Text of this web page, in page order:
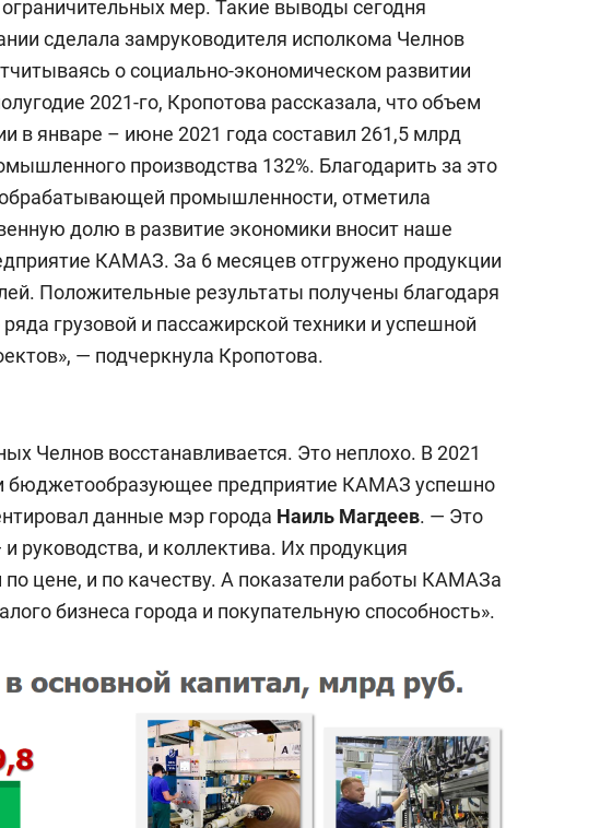
мер. Такие выводы сегодня
сделала замруководителя исполкома Челнов
о социально-экономическом развитии
2021-го, Кропотова рассказала, что объем
в январе – июне 2021 года составил 261,5 млрд
производства 132%. Благодарить за это
промышленности, отметила
долю в развитие экономики вносит наше
КАМАЗ. За 6 месяцев отгружено продукции
Положительные результаты получены благодаря
грузовой и пассажирской техники и успешной
— подчеркнула Кропотова.
Челнов восстанавливается. Это неплохо. В 2021
и бюджетообразующее предприятие КАМАЗ успешно
данные мэр города Наиль Магдеев. — Это
руководства, и коллектива. Их продукция
по цене, и по качеству. А показатели работы КАМАЗа
бизнеса города и покупательную способность».